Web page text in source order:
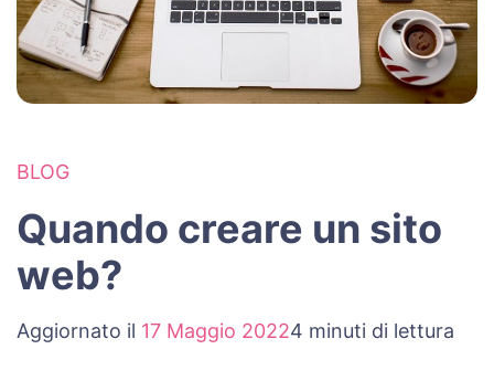
BLOG
Quando creare un sito
web?
Aggiornato il 17 Maggio 20224 minuti di lettura